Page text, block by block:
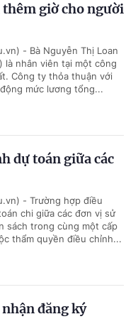
giờ cho người
- Bà Nguyễn Thị Loan
là nhân viên tại một công
Công ty thỏa thuận với
mức lương tổng...
dự toán giữa các
- Trường hợp điều
chi giữa các đơn vị sử
sách trong cùng một cấp
thẩm quyền điều chỉnh...
đăng ký